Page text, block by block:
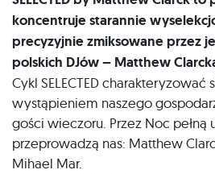
koncentruje starannie
precyzyjnie zmiksowane przez
polskich DJów – Matthew
Cykl SELECTED charakteryzować
wystąpieniem naszego
gości wieczoru. Przez Noc pełną
przeprowadzą nas: Matthew
Mihael Mar.